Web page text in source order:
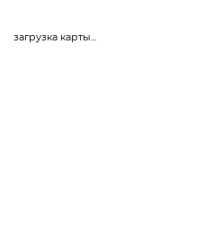
загрузка карты...